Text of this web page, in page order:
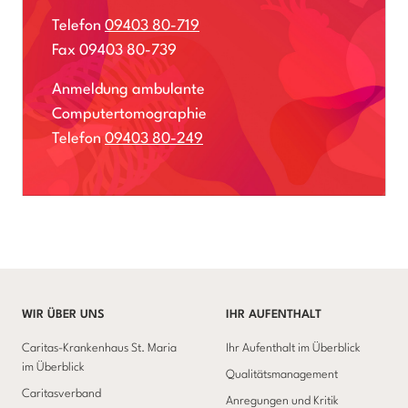
Telefon 09403 80-719
Fax 09403 80-739
Anmeldung ambulante
Computertomographie
Telefon09403 80-249
WIR ÜBER UNS
Caritas-Krankenhaus St. Maria
im Überblick
Caritasverband
IHR AUFENTHALT
Ihr Aufenthalt im Überblick
Qualitätsmanagement
Anregungen und Kritik